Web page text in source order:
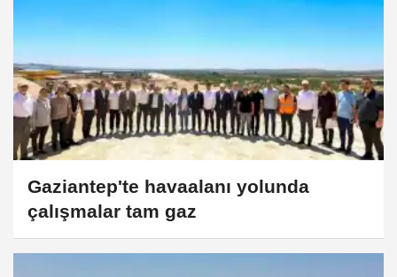
Gaziantep'te havaalanı yolunda
çalışmalar tam gaz